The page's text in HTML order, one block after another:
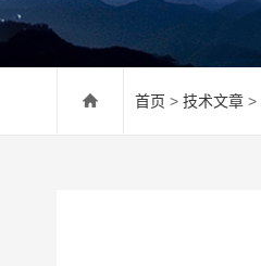
首页 > 技术文章 >